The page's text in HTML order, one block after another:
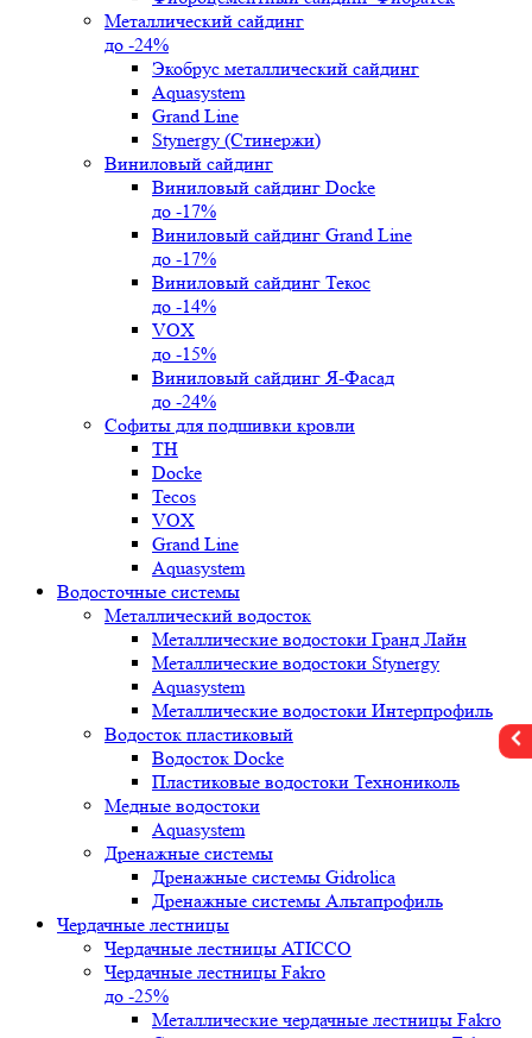
Металлический сайдинг
до -24%
Экобрус металлический сайдинг
Aquasystem
Grand Line
Stynergy (Стинержи)
Виниловый сайдинг
Виниловый сайдинг Docke
до -17%
Виниловый сайдинг Grand Line
до -17%
Виниловый сайдинг Текос
до -14%
VOX
до -15%
Виниловый сайдинг Я-Фасад
до -24%
Софиты для подшивки кровли
ТН
Docke
Tecos
VOX
Grand Line
Aquasystem
Водосточные системы
Металлический водосток
Металлические водостоки Гранд Лайн
Металлические водостоки Stynergy
Aquasystem
Металлические водостоки Интерпрофиль
Водосток пластиковый
Водосток Docke
Пластиковые водостоки Технониколь
Медные водостоки
Aquasystem
Дренажные системы
Дренажные системы Gidrolica
Дренажные системы Альтапрофиль
Чердачные лестницы
Чердачные лестницы ATICCO
Чердачные лестницы Fakro
до -25%
Металлические чердачные лестницы Fakro